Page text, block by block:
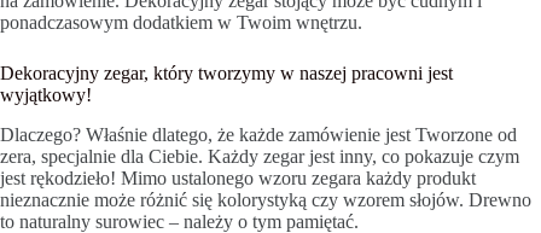
ponadczasowym dodatkiem w Twoim wnętrzu.
Dekoracyjny zegar, który tworzymy w naszej pracowni jest
wyjątkowy!
Dlaczego? Właśnie dlatego, że każde zamówienie jest Tworzone od
zera, specjalnie dla Ciebie. Każdy zegar jest inny, co pokazuje czym
jest rękodzieło! Mimo ustalonego wzoru zegara każdy produkt
nieznacznie może różnić się kolorystyką czy wzorem słojów. Drewno
to naturalny surowiec – należy o tym pamiętać.